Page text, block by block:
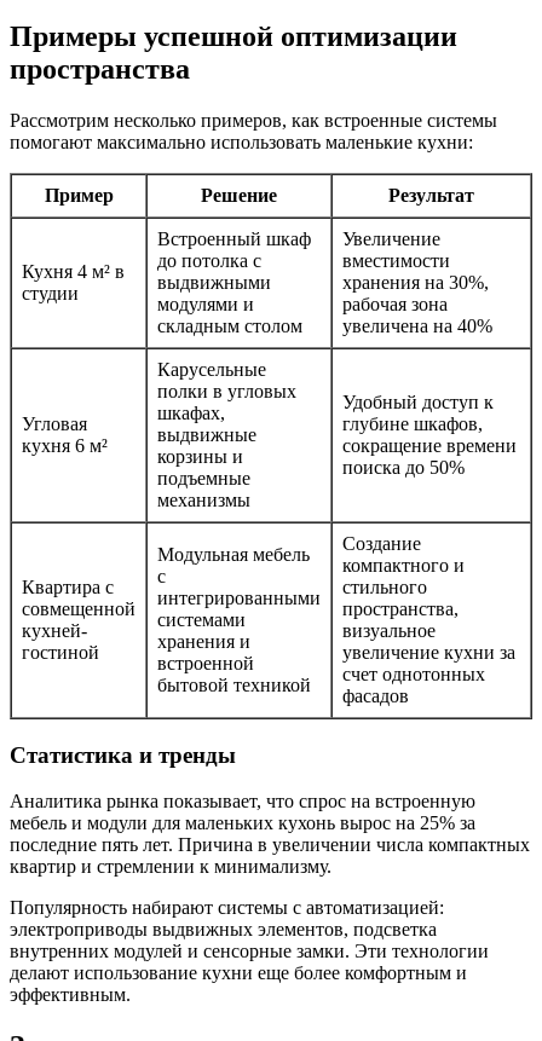
Примеры успешной оптимизации
пространства
Рассмотрим несколько примеров, как встроенные системы
помогают максимально использовать маленькие кухни:
Пример Решение Результат
Кухня 4 м² в
студии
Встроенный шкаф
до потолка с
выдвижными
модулями и
складным столом
Увеличение
вместимости
хранения на 30%,
рабочая зона
увеличена на 40%
Угловая
кухня 6 м²
Карусельные
полки в угловых
шкафах,
выдвижные
корзины и
подъемные
механизмы
Удобный доступ к
глубине шкафов,
сокращение времени
поиска до 50%
Квартира с
совмещенной
кухней-
гостиной
Модульная мебель
с
интегрированными
системами
хранения и
встроенной
бытовой техникой
Создание
компактного и
стильного
пространства,
визуальное
увеличение кухни за
счет однотонных
фасадов
Статистика и тренды
Аналитика рынка показывает, что спрос на встроенную
мебель и модули для маленьких кухонь вырос на 25% за
последние пять лет. Причина в увеличении числа компактных
квартир и стремлении к минимализму.
Популярность набирают системы с автоматизацией:
электроприводы выдвижных элементов, подсветка
внутренних модулей и сенсорные замки. Эти технологии
делают использование кухни еще более комфортным и
эффективным.